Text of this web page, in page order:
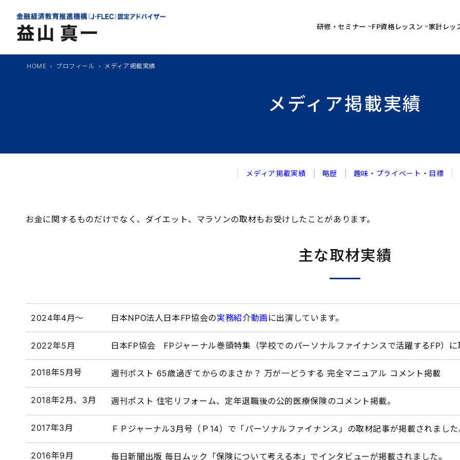
研修・セミナー FP資格レッスン 家計レッ
メディア掲載実績
HOME プロフィール メディア掲載実績
メディア掲載実績 略歴 趣味・プライベート・目標
お金に関するものだけでなく、ダイエット、マラソンの取材もお受けしたことがあります。
主な取材実績
2024年4月～ 日本NPO法人日本FP協会の実務紹介動画 に出演しています。
2022年5月 日本FP協会 FPジャーナル巻頭特集（学校でのパーソナルファイナンスで活躍するFP）に
2018年5月号 週刊ポスト 65歳過ぎてからのまさか？ 万が一どうする 完全マニュアル コメント掲載
2018年2月、3月 週刊ポスト 住宅リフォーム、定年退職後の公的医療保険のコメント掲載。
2017年3月 ＦＰジャーナル3月号（Ｐ14）で「パーソナルファイナンス」の取材記事が掲載されました
2016年9月 毎日新聞出版 毎日ムック「保険について考える本」でインタビューが掲載されました。